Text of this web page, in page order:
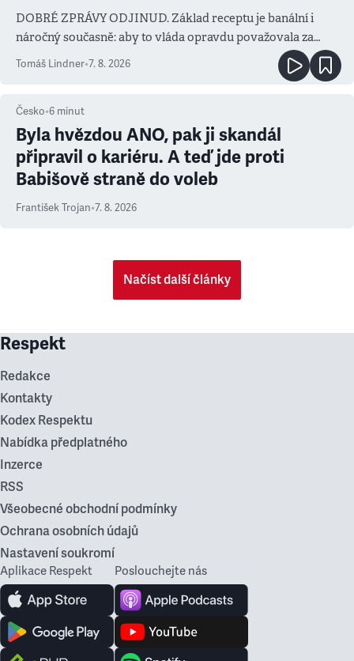
DOBRÉ ZPRÁVY ODJINUD. Základ receptu je banální i
náročný současně: aby to vláda opravdu považovala za
prioritu
Tomáš Lindner•7. 8. 2026
Česko•6 minut
Byla hvězdou ANO, pak ji skandál
připravil o kariéru. A teď jde proti
Babišově straně do voleb
František Trojan•7. 8. 2026
Načíst další články
Respekt
Redakce
Kontakty
Kodex Respektu
Nabídka předplatného
Inzerce
RSS
Všeobecné obchodní podmínky
Ochrana osobních údajů
Nastavení soukromí
Aplikace Respekt Poslouchejte nás